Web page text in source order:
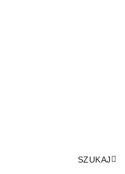
SZUKAJ